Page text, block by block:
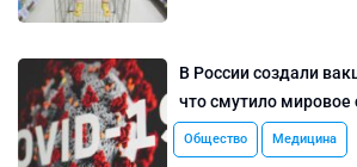
В России создали
что смутило мировое
Общество Медицина